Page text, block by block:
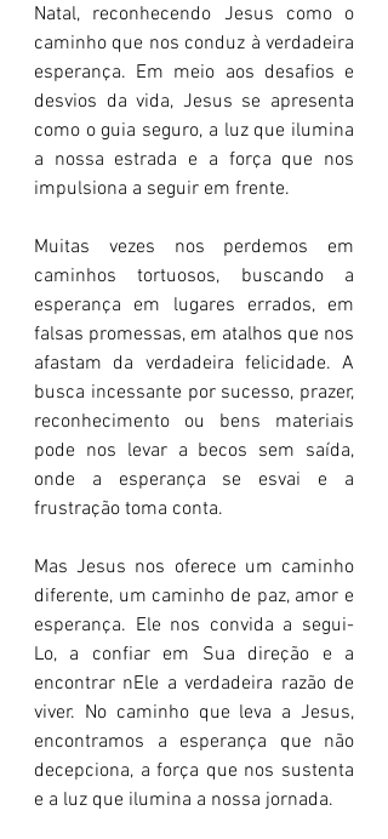
Natal, reconhecendo Jesus como o
caminho que nos conduz à verdadeira
esperança. Em meio aos desafios e
desvios da vida, Jesus se apresenta
como o guia seguro, a luz que ilumina
a nossa estrada e a força que nos
impulsiona a seguir em frente.
Muitas vezes nos perdemos em
caminhos tortuosos, buscando a
esperança em lugares errados, em
falsas promessas, em atalhos que nos
afastam da verdadeira felicidade. A
busca incessante por sucesso, prazer,
reconhecimento ou bens materiais
pode nos levar a becos sem saída,
onde a esperança se esvai e a
frustração toma conta.
Mas Jesus nos oferece um caminho
diferente, um caminho de paz, amor e
esperança. Ele nos convida a segui-
Lo, a confiar em Sua direção e a
encontrar nEle a verdadeira razão de
viver. No caminho que leva a Jesus,
encontramos a esperança que não
decepciona, a força que nos sustenta
e a luz que ilumina a nossa jornada.